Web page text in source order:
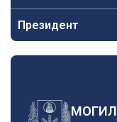
Президент